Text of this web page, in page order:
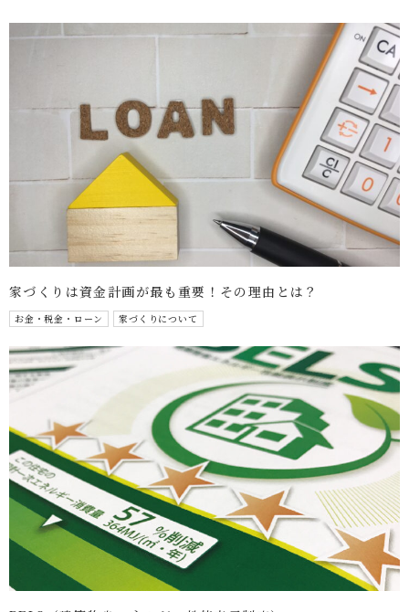
家づくりは資金計画が最も重要！その理由とは？
お金・税金・ローン 家づくりについて